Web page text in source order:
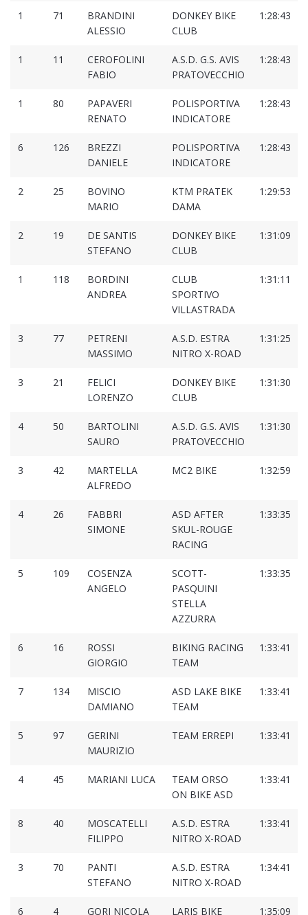
1 71
BRANDINI
ALESSIO
DONKEY BIKE
CLUB
1:28:43
1 11
CEROFOLINI
FABIO
A.S.D. G.S. AVIS
PRATOVECCHIO
1:28:43
1 80
PAPAVERI
RENATO
POLISPORTIVA
INDICATORE
1:28:43
6 126
BREZZI
DANIELE
POLISPORTIVA
INDICATORE
1:28:43
2 25
BOVINO
MARIO
KTM PRATEK
DAMA
1:29:53
2 19
DE SANTIS
STEFANO
DONKEY BIKE
CLUB
1:31:09
1 118
BORDINI
ANDREA
CLUB
SPORTIVO
VILLASTRADA
1:31:11
3 77
PETRENI
MASSIMO
A.S.D. ESTRA
NITRO X-ROAD
1:31:25
3 21
FELICI
LORENZO
DONKEY BIKE
CLUB
1:31:30
4 50
BARTOLINI
SAURO
A.S.D. G.S. AVIS
PRATOVECCHIO
1:31:30
3 42
MARTELLA
ALFREDO
MC2 BIKE 1:32:59
4 26
FABBRI
SIMONE
ASD AFTER
SKUL-ROUGE
RACING
1:33:35
5 109
COSENZA
ANGELO
SCOTT-
PASQUINI
STELLA
AZZURRA
1:33:35
6 16
ROSSI
GIORGIO
BIKING RACING
TEAM
1:33:41
7 134
MISCIO
DAMIANO
ASD LAKE BIKE
TEAM
1:33:41
5 97
GERINI
MAURIZIO
TEAM ERREPI 1:33:41
4 45 MARIANI LUCA
TEAM ORSO
ON BIKE ASD
1:33:41
8 40
MOSCATELLI
FILIPPO
A.S.D. ESTRA
NITRO X-ROAD
1:33:41
3 70
PANTI
STEFANO
A.S.D. ESTRA
NITRO X-ROAD
1:34:41
6 4 GORI NICOLA LARIS BIKE 1:35:09